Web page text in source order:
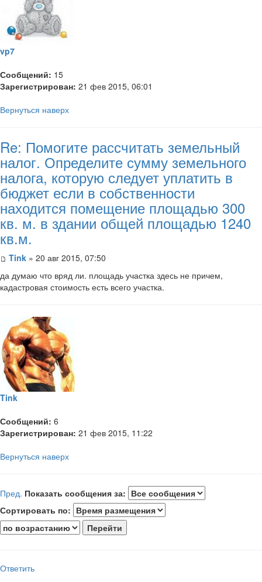
vp7
Сообщений: 15
Зарегистрирован: 21 фев 2015, 06:01
Вернуться наверх
Re: Помогите рассчитать земельный
налог. Определите сумму земельного
налога, которую следует уплатить в
бюджет если в собственности
находится помещение площадью 300
кв. м. в здании общей площадью 1240
кв.м.
Tink » 20 авг 2015, 07:50
да думаю что вряд ли. площадь участка здесь не причем,
кадастровая стоимость есть всего участка.
Tink
Сообщений: 6
Зарегистрирован: 21 фев 2015, 11:22
Вернуться наверх
Пред. Показать сообщения за:
Сортировать по:
Ответить